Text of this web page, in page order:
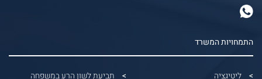
התמחויות המשרד
ליטיגציה
תביעת לשון הרע במשפחה